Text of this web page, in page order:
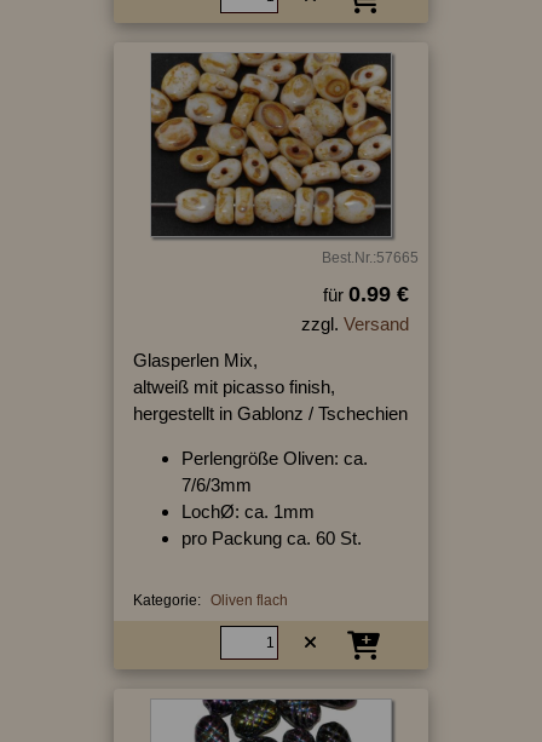
Best.Nr.:57665
für 0.99 €
zzgl. Versand
Glasperlen Mix,
altweiß mit picasso finish,
hergestellt in Gablonz / Tschechien
Perlengröße Oliven: ca.
7/6/3mm
LochØ: ca. 1mm
pro Packung ca. 60 St.
Kategorie: Oliven flach